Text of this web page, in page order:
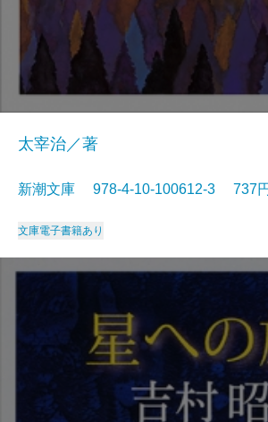
太宰治／著
新潮文庫 978-4-10-100612-3 737
文庫電子書籍あり